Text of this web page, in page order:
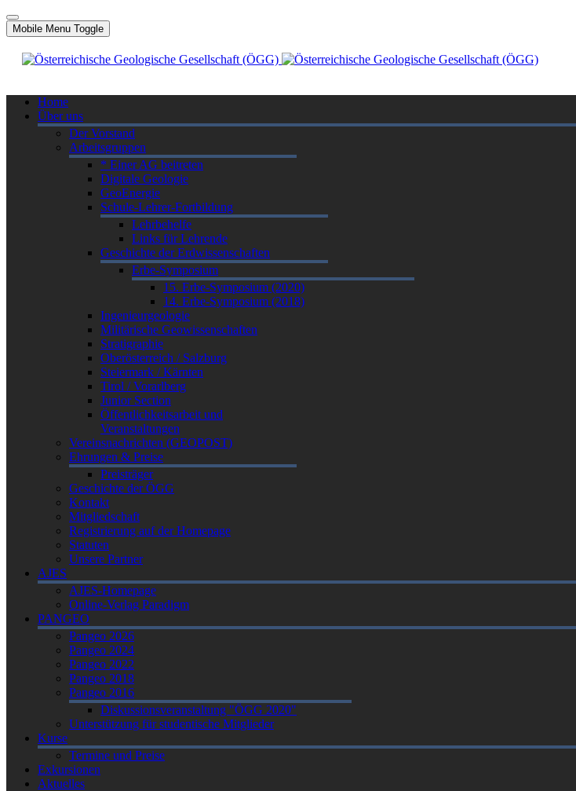
Mobile Menu Toggle
Home
Über uns
Der Vorstand
Arbeitsgruppen
* Einer AG beitreten
Digitale Geologie
GeoEnergie
Schule-Lehrer-Fortbildung
Lehrbehelfe
Links für Lehrende
Geschichte der Erdwissenschaften
Erbe-Symposium
15. Erbe-Symposium (2020)
14. Erbe-Symposium (2018)
Ingenieurgeologie
Militärische Geowissenschaften
Stratigraphie
Oberösterreich / Salzburg
Steiermark / Kärnten
Tirol / Vorarlberg
Junior Section
Öffentlichkeitsarbeit und
Veranstaltungen
Vereinsnachrichten (GEOPOST)
Ehrungen & Preise
Preisträger
Geschichte der ÖGG
Kontakt
Mitgliedschaft
Registrierung auf der Homepage
Statuten
Unsere Partner
AJES
AJES-Homepage
Online-Verlag Paradigm
PANGEO
Pangeo 2026
Pangeo 2024
Pangeo 2022
Pangeo 2018
Pangeo 2016
Diskussionsveranstaltung "ÖGG 2020"
Unterstützung für studentische Mitglieder
Kurse
Termine und Preise
Exkursionen
Aktuelles